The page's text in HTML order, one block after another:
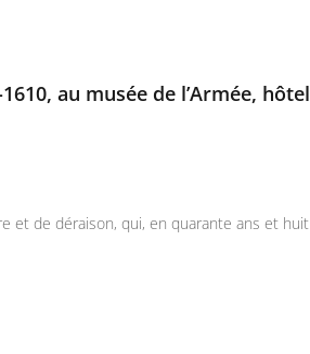
au musée de l’Armée, hôtel
et de déraison, qui, en quarante ans et huit